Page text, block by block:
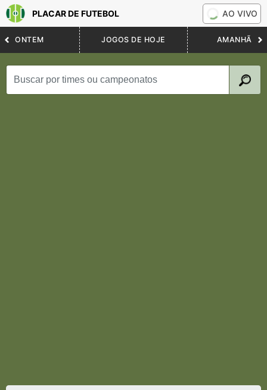
PLACAR DE FUTEBOL AO VIVO
ONTEM JOGOS DE HOJE AMANHÃ